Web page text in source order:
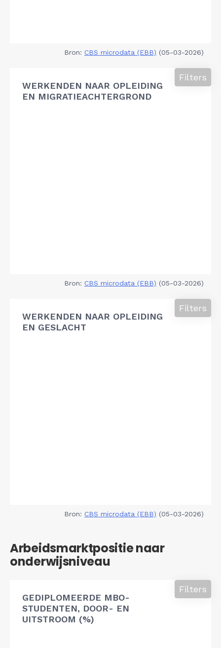
Bron: CBS microdata (EBB) (05-03-2026)
WERKENDEN NAAR OPLEIDING
EN MIGRATIEACHTERGROND
Filters
Bron: CBS microdata (EBB) (05-03-2026)
WERKENDEN NAAR OPLEIDING
EN GESLACHT
Filters
Bron: CBS microdata (EBB) (05-03-2026)
Arbeidsmarktpositie naar
onderwijsniveau
GEDIPLOMEERDE MBO-
STUDENTEN, DOOR- EN
UITSTROOM (%)
Filters